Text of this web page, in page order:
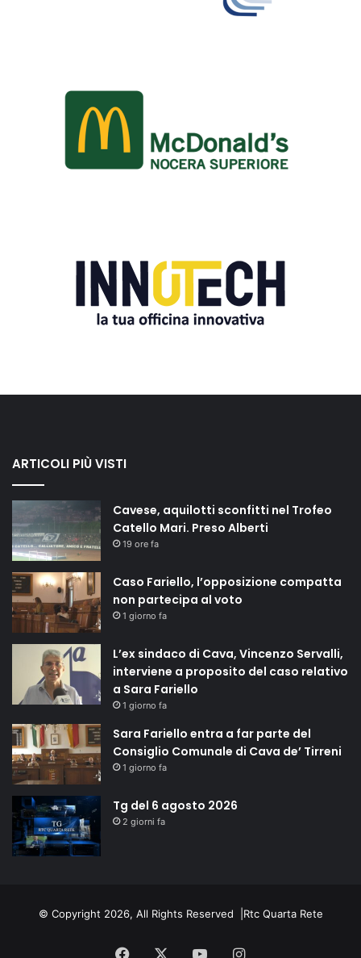
ARTICOLI PIÙ VISTI
Cavese, aquilotti sconfitti nel Trofeo
Catello Mari. Preso Alberti
19 ore fa
Caso Fariello, l’opposizione compatta
non partecipa al voto
1 giorno fa
L’ex sindaco di Cava, Vincenzo Servalli,
interviene a proposito del caso relativo
a Sara Fariello
1 giorno fa
Sara Fariello entra a far parte del
Consiglio Comunale di Cava de’ Tirreni
1 giorno fa
Tg del 6 agosto 2026
2 giorni fa
© Copyright 2026, All Rights Reserved | Rtc Quarta Rete
Facebook You Instagram